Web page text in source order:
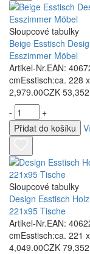
Sloupcové tabulky
Beige Esstisch
Esszimmer Möbel
Artikel-Nr.EAN:
cmEsstisch:ca. 228
2,979.00CZK
-
+
Přidat do košíku
Sloupcové tabulky
Design Esstisch
221x95 Tische
Artikel-Nr.EAN:
cmEsstisch:ca. 221
4,049.00CZK